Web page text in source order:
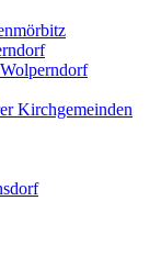
Kirchgemeinden